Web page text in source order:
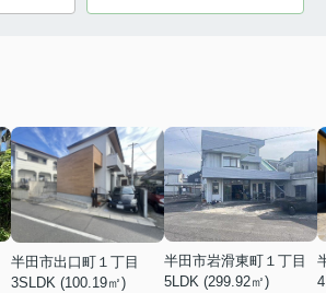
半田市出口町１丁目
3SLDK (100.19㎡)
半田市岩滑東町１丁目
5LDK (299.92㎡)